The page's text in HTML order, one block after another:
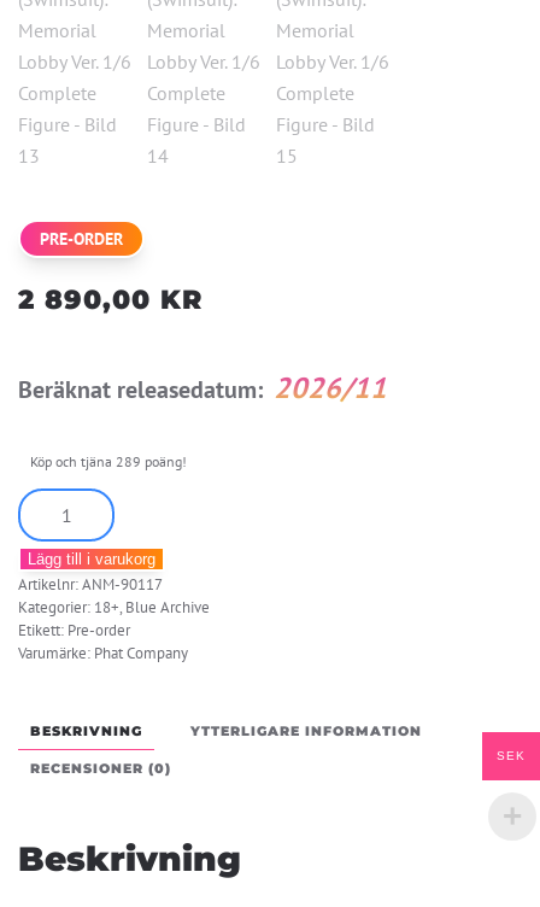
PRE-ORDER
2 890,00 KR
Beräknat releasedatum: 2026/11
Köp och tjäna 289 poäng!
Blue
Archive
Hiyori
(Swimsuit):
Memorial
Lobby
1/6
Complete
Lägg till i varukorg
Artikelnr:ANM-90117
Kategorier: 18+, Blue Archive
Etikett: Pre-order
Varumärke: Phat Company
BESKRIVNING YTTERLIGARE INFORMATION
RECENSIONER (0)
Beskrivning
SEK